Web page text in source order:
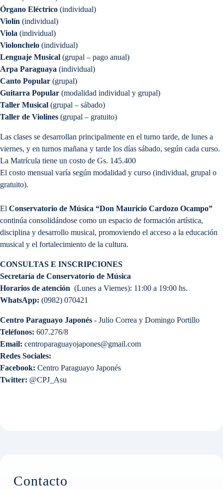
Órgano Eléctrico (individual)
Violín (individual)
Viola (individual)
Violonchelo (individual)
Lenguaje Musical (grupal – pago anual)
Arpa Paraguaya (individual)
Canto Popular (grupal)
Guitarra Popular (modalidad individual y grupal)
Taller Musical (grupal – sábado)
Taller de Violines (grupal – gratuito)
Las clases se desarrollan principalmente en el turno tarde, de lunes a
viernes, y en turnos mañana y tarde los días sábado, según cada curso.
La Matrícula tiene un costo de Gs. 145.400
El costo mensual varía según modalidad y curso (individual, grupal o
gratuito).
El Conservatorio de Música “Don Mauricio Cardozo Ocampo”
continúa consolidándose como un espacio de formación artística,
disciplina y desarrollo musical, promoviendo el acceso a la educación
musical y el fortalecimiento de la cultura.
CONSULTAS E INSCRIPCIONES
Secretaría de Conservatorio de Música
Horarios de atención (Lunes a Viernes): 11:00 a 19:00 hs.
WhatsApp: (0982) 070421
Centro Paraguayo Japonés - Julio Correa y Domingo Portillo
Teléfonos: 607.276/8
Email: centroparaguayojapones@gmail.com
Redes Sociales:
Facebook: Centro Paraguayo Japonés
Twitter: @CPJ_Asu
Contacto